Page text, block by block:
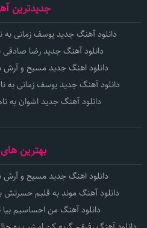
جدیدترین
دانلود آهنگ جدید یوسف زمانی به
دانلود آهنگ جدید رضا
دانلود اهنگ جدید مسیح و آرش
دانلود آهنگ جدید یوسف زمانی به
دانلود آهنگ جدید اشوان به
بهترین
دانلود اهنگ جدید مسیح و آرش
دانلود آهنگ موند به قلبم
دانلود آهنگ من احساسیم